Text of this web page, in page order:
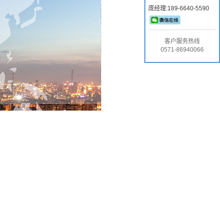
庞经理:189-6640-5590
客户服务热线
0571-86940066